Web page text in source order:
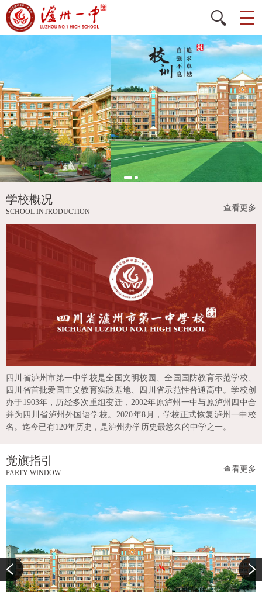
学校概况
SCHOOL INTRODUCTION 查看更多
四川省泸州市第一中学校是全国文明校园、全国国防教育示范学校、
四川省首批爱国主义教育实践基地、四川省示范性普通高中。学校创
办于1903年，历经多次重组变迁，2002年原泸州一中与原泸州四中合
并为四川省泸州外国语学校。2020年8月，学校正式恢复泸州一中校
名。迄今已有120年历史，是泸州办学历史最悠久的中学之一。
党旗指引
PARTY WINDOW 查看更多